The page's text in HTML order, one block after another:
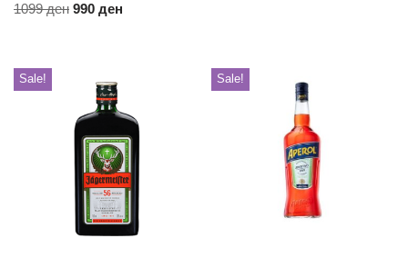
1099ден 990 ден
Sale! Sale!